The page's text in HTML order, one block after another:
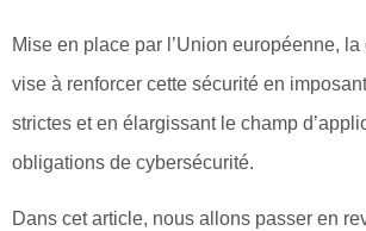
Mise en place par l’Union européenne,
vise à renforcer cette sécurité en
strictes et en élargissant le champ
obligations de cybersécurité.
Dans cet article, nous allons passer en